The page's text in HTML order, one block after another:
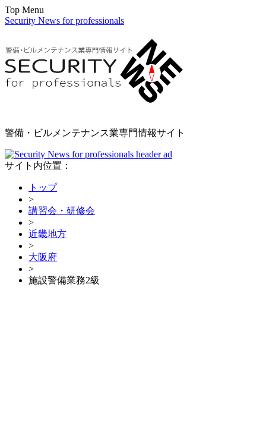
Top Menu
Security News for professionals
警備・ビルメンテナンス業専門情報サイト
サイト内位置：
トップ
>
講習会・研修会
>
近畿地方
>
大阪府
>
施設警備業務2級